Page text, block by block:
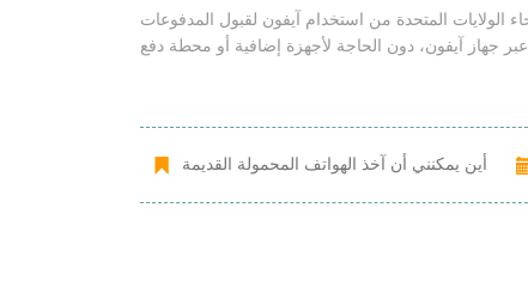
الولايات المتحدة من استخدام آيفون لقبول المدفوعات
أين يمكنني أن آخذ الهواتف المحمولة القديمة